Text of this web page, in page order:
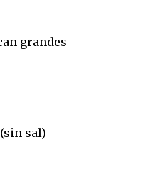
grandes
sal)